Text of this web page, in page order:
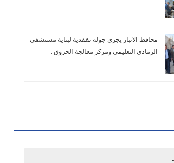
محافظ الانبار يجري جوله تفقدية لبناية مستشفى
الرمادي التعليمي ومركز معالجة الحروق .